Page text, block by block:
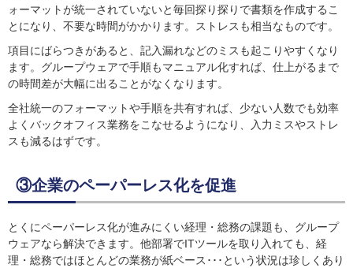
ォーマットが統一されていないと毎回探り探りで書類を作成するこ
とになり、不要な時間がかかります。ストレスも相当なものです。
項目にばらつきがあると、記入漏れなどのミスも起こりやすくなり
ます。グループウェアで手順もマニュアル化すれば、仕上がるまで
の時間差が大幅に出ることがなくなります。
全社統一のフォーマットや手順を共有すれば、少ない人数でも効率
よくバックオフィス業務をこなせるようになり、入力ミスやストレ
スも減るはずです。
③企業のペーパーレス化を促進
とくにペーパーレス化が進みにくい経理・総務の課題も、グループ
ウェアなら解決できます。他部署でITツールを取り入れても、経
理・総務ではほとんどの業務が紙ベース･･･という状況は珍しくあり